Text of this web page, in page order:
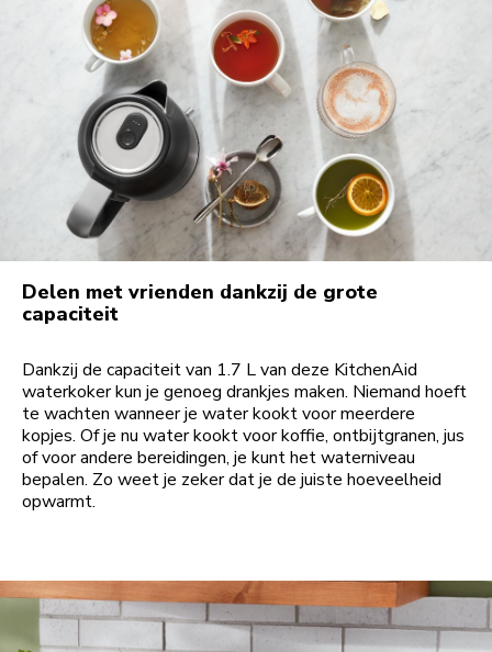
Delen met vrienden dankzij de grote
capaciteit
Dankzij de capaciteit van 1.7 L van deze KitchenAid
waterkoker kun je genoeg drankjes maken. Niemand hoeft
te wachten wanneer je water kookt voor meerdere
kopjes. Of je nu water kookt voor koffie, ontbijtgranen, jus
of voor andere bereidingen, je kunt het waterniveau
bepalen. Zo weet je zeker dat je de juiste hoeveelheid
opwarmt.